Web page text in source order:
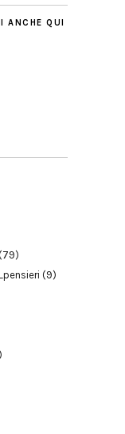
ANCHE QUI
(79)
(9)